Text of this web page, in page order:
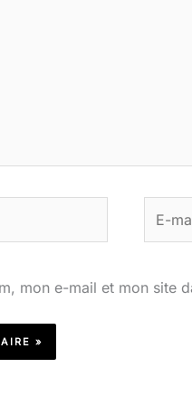
mail*
mon e-mail et mon site